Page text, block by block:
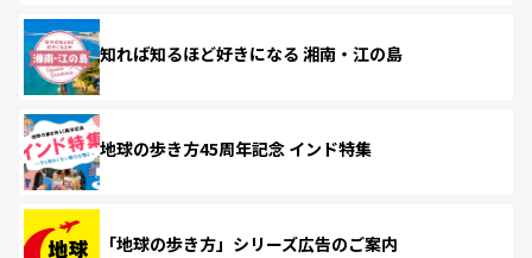
知れば知るほど好きになる 湘南・江の島
地球の歩き方45周年記念 インド特集
「地球の歩き方」シリーズ広告のご案内